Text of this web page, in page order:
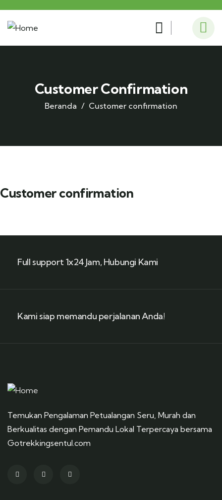
Customer Confirmation
Beranda Customer confirmation
Customer confirmation
Full support 1x24 Jam, Hubungi Kami
Kami siap memandu perjalanan Anda!
Temukan Pengalaman Petualangan Seru, Murah dan
Berkualitas dengan Pemandu Lokal Terpercaya bersama
Gotrekkingsentul.com